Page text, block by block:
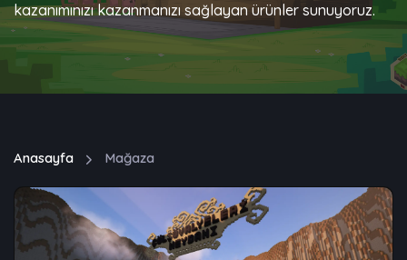
kazanımınızı kazanmanızı sağlayan ürünler sunuyoruz.
Anasayfa Mağaza